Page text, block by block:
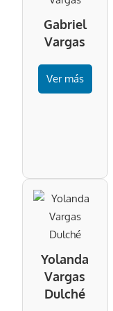
Gabriel
Vargas
Ver más
Yolanda
Vargas
Dulché